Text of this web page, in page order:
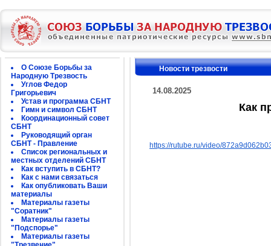
О Союзе Борьбы за
Народную Трезвость
Углов Федор
Григорьевич
Устав и программа СБНТ
Гимн и символ СБНТ
Координационный совет
СБНТ
Руководящий орган
СБНТ - Правление
Список региональных и
местных отделений СБНТ
Как вступить в СБНТ?
Как с нами связаться
Как опубликовать Ваши
материалы
Материалы газеты
"Соратник"
Материалы газеты
"Подспорье"
Материалы газеты
Новости трезвости
14.08.2025
Как
https://rutube.ru/video/